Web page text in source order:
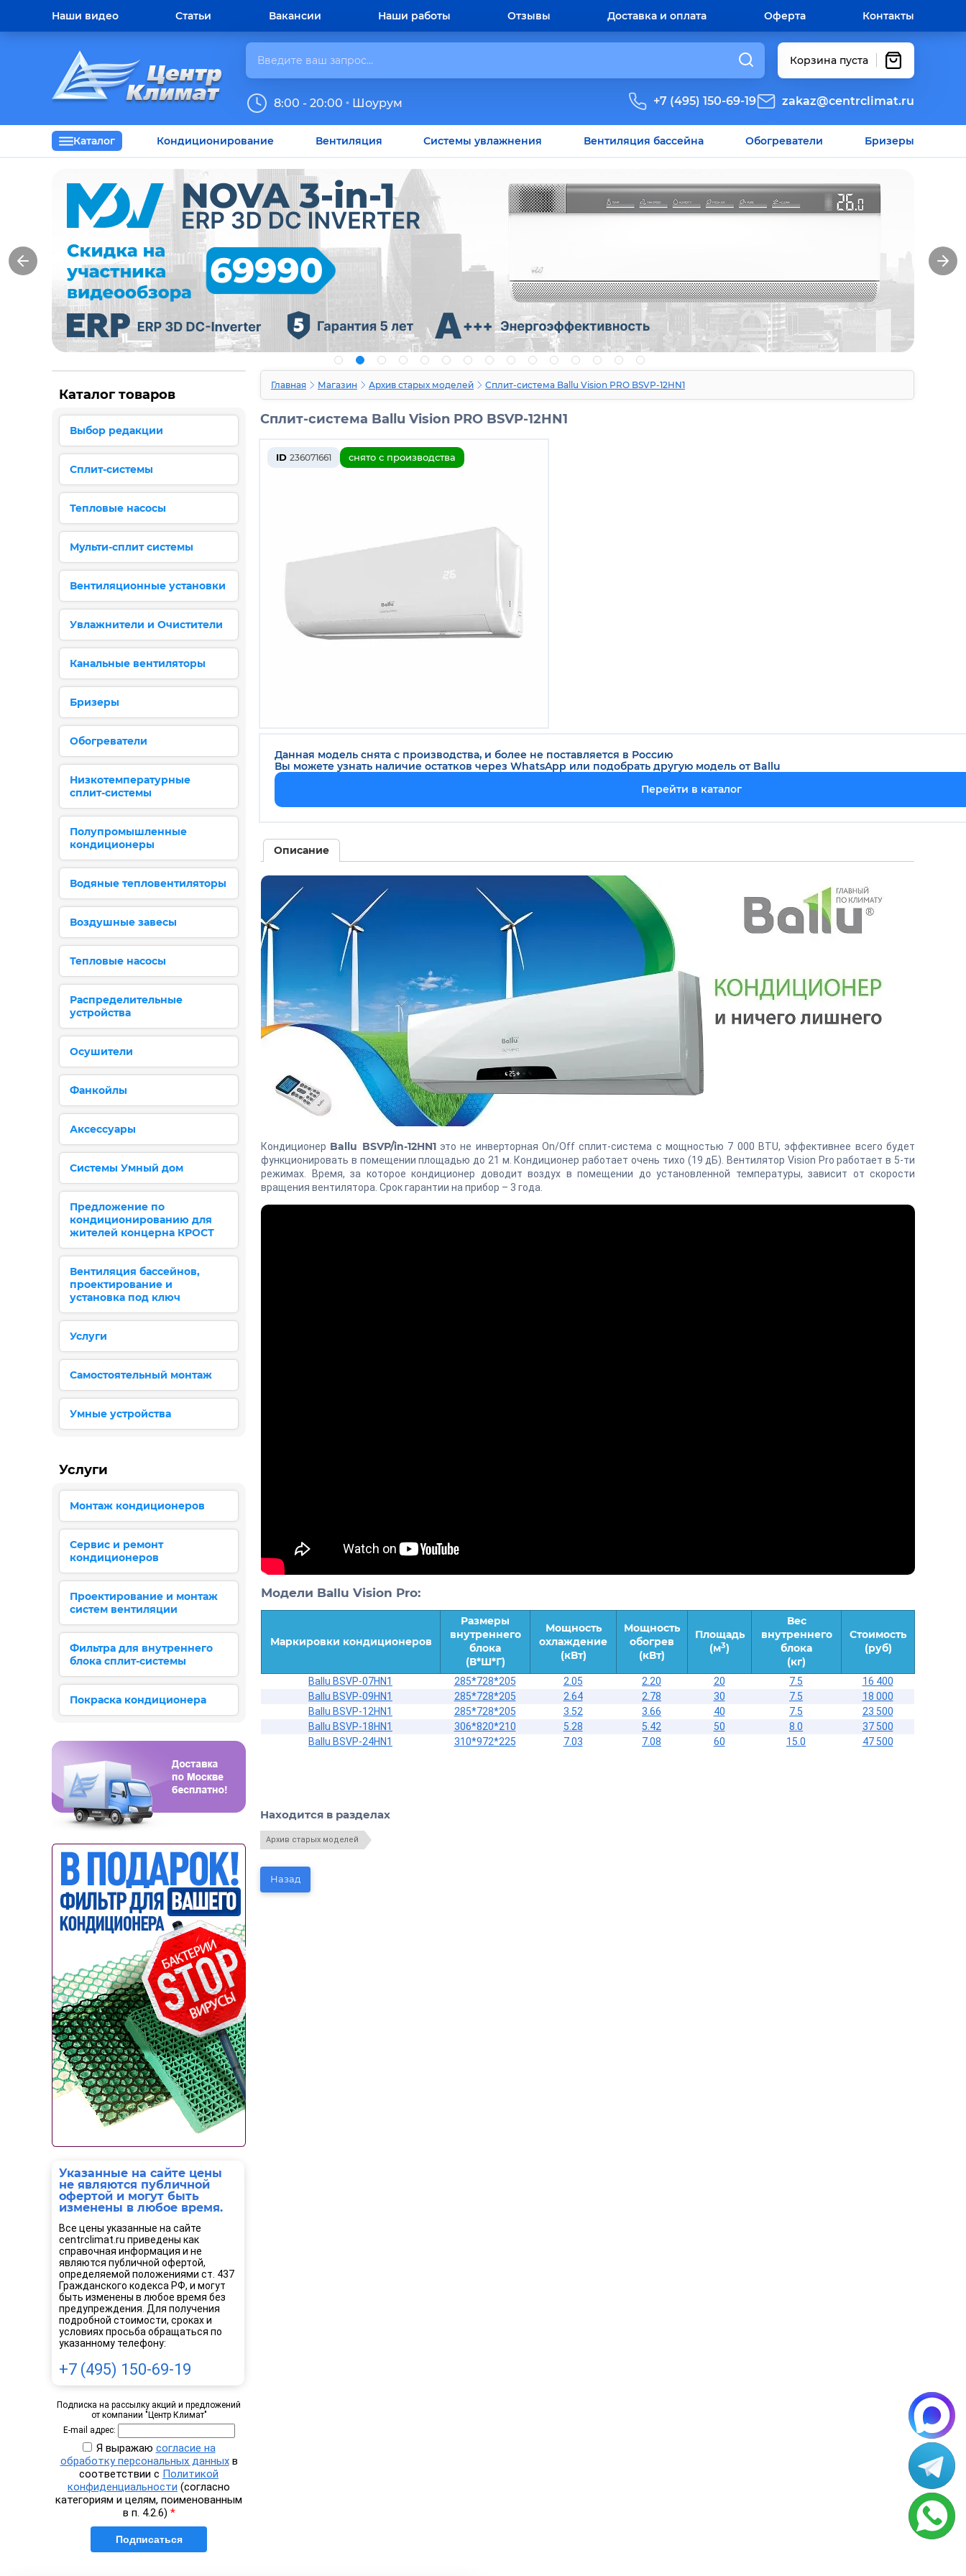
Наши видео Статьи Вакансии Наши работы Отзывы Доставка и оплата Оферта Контакты
Корзина пуста
8:00 - 20:00 Шоурум +7 (495) 150-69-19 zakaz@centrclimat.ru
Каталог Кондиционирование Вентиляция Системы увлажнения Вентиляция бассейна Обогреватели Бризеры
Главная Магазин Архив старых моделей Сплит-система Ballu Vision PRO BSVP-12HN1
Сплит-система Ballu Vision PRO BSVP-12HN1
ID 236071661 снято с производства
Данная модель снята с производства, и более не поставляется в Россию
Вы можете узнать наличие остатков через WhatsApp или подобрать другую модель от Ballu
Перейти в каталог
Описание
Кондиционер Ballu BSVP/in-12HN1это не инверторная On/Off сплит-система с мощностью 7 000 BTU, эффективнее всего будет
функционировать в помещении площадью до 21 м. Кондиционер работает очень тихо (19 дБ). Вентилятор Vision Pro работает в 5-ти
режимах. Время, за которое кондиционер доводит воздух в помещении до установленной температуры, зависит от скорости
вращения вентилятора. Срок гарантии на прибор – 3 года.
Модели Ballu Vision Pro:
Маркировки кондиционеров
Размеры
внутреннего
блока
(В*Ш*Г)
Мощность
охлаждение
(кВт)
Мощность
обогрев
(кВт)
Площадь
(м3)
Вес
внутреннего
блока
(кг)
Стоимость
(руб)
Ballu BSVP-07HN1 285*728*205 2.05 2.20 20 7.5
16 400
Ballu BSVP-09HN1
285*728*205 2.64 2.78 30 7.5
18 000
Ballu BSVP-12HN1
285*728*205 3.52 3.66 40 7.5
23 500
Ballu BSVP-18HN1
306*820*210 5.28 5.42 50 8.0
37 500
Ballu BSVP-24HN1
310*972*225 7.03 7.08 60 15.0 47 500
Находится в разделах
Архив старых моделей
Назад
Каталог товаров
Выбор редакции
Сплит-системы
Тепловые насосы
Мульти-сплит системы
Вентиляционные установки
Увлажнители и Очистители
Канальные вентиляторы
Бризеры
Обогреватели
Низкотемпературные
сплит-системы
Полупромышленные
кондиционеры
Водяные тепловентиляторы
Воздушные завесы
Тепловые насосы
Распределительные
устройства
Осушители
Фанкойлы
Аксессуары
Системы Умный дом
Предложение по
кондиционированию для
жителей концерна КРОСТ
Вентиляция бассейнов,
проектирование и
установка под ключ
Услуги
Самостоятельный монтаж
Умные устройства
Услуги
Монтаж кондиционеров
Сервис и ремонт
кондиционеров
Проектирование и монтаж
систем вентиляции
Фильтра для внутреннего
блока сплит-системы
Покраска кондиционера
Указанные на сайте цены
не являются публичной
офертой и могут быть
изменены в любое время.
Все цены указанные на сайте
centrclimat.ru приведены как
справочная информация и не
являются публичной офертой,
определяемой положениями ст. 437
Гражданского кодекса РФ, и могут
быть изменены в любое время без
предупреждения. Для получения
подробной стоимости, сроках и
условиях просьба обращаться по
указанному телефону:
+7 (495) 150-69-19
Подписка на рассылку акций и предложений
от компании "Центр Климат"
E-mail адрес:
Я выражаю согласие на
обработку персональных данныхв
соответствии с Политикой
конфиденциальности (согласно
категориям и целям, поименованным
в п. 4.2.6) *